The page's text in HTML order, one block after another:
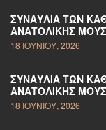
ΣΥΝΑΥΛΊΑ ΤΩΝ
ΑΝΑΤΟΛΙΚΉΣ
18 ΙΟΥΝΊΟΥ, 2026
ΣΥΝΑΥΛΊΑ ΤΩΝ
ΑΝΑΤΟΛΙΚΉΣ
18 ΙΟΥΝΊΟΥ, 2026